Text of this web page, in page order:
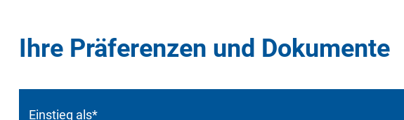
Ihre Präferenzen und Dokumente